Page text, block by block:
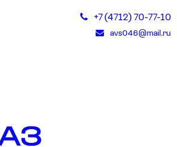
+7 (4712) 70-77-10
avs046@mail.ru